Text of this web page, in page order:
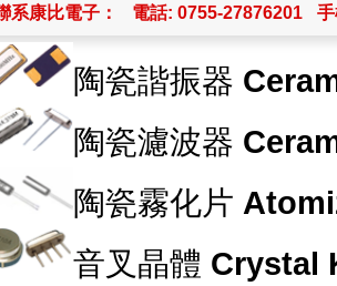
系康比電子： 電話: 0755-27876201
陶瓷諧振器
陶瓷濾波器
陶瓷霧化片
音叉晶體 Crystal